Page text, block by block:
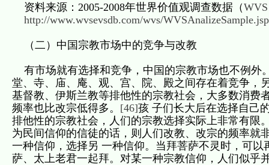
资料来源：2005-2008年世界价值观调查数据（WVS
http://www.wvsevsdb.com/wvs/WVSAnalizeSample.jsp
（二）中国宗教市场中的竞争与改教
有市场就有选择和竞争，中国的宗教市场也不例外
堂、寺、庙、庵、观、宫、院、殿之间存在着竞争，
基督教、伊斯兰教等排他性的宗教社会，大多数消费
频率也比改宗低得多。 [46]孩 子们长大后在选择自己
排他性的宗教社会，人们的宗教选择实际上非常有限
为民间信仰的信徒的话，则人们改教、改宗的频率就
一种信仰，选择另 一种信仰。当拜菩萨不灵时，可
萨、太上老君一起拜。对某一种宗教信仰，人们似乎